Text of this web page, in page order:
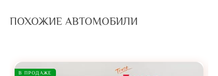
ПОХОЖИЕ АВТОМОБИЛИ
В ПРОДАЖЕ